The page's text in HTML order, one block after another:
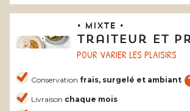
• Mixte •
Traiteur et
POUR VARIER LES PLAISIRS
Conservation frais, surgelé et ambiant
Livraison chaque mois